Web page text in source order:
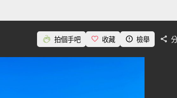
拍個手吧 收藏 檢舉